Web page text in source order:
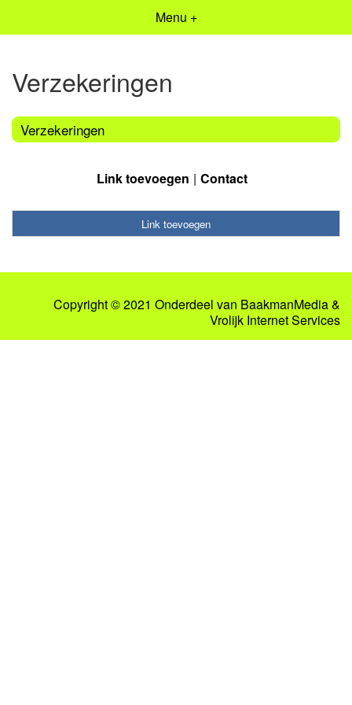
Menu +
Verzekeringen
Verzekeringen
Link toevoegen Contact
Link toevoegen
Copyright © 2021 Onderdeel van BaakmanMedia&
Vrolijk Internet Services